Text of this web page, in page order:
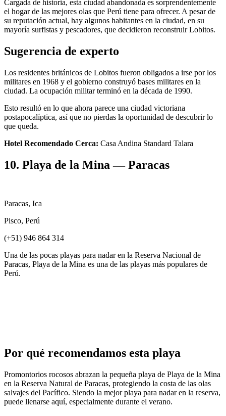
Cargada de historia, esta ciudad abandonada es sorprendentemente
el hogar de las mejores olas que Perú tiene para ofrecer. A pesar de
su reputación actual, hay algunos habitantes en la ciudad, en su
mayoría surfistas y pescadores, que decidieron reconstruir Lobitos.
Sugerencia de experto
Los residentes británicos de Lobitos fueron obligados a irse por los
militares en 1968 y el gobierno construyó bases militares en la
ciudad. La ocupación militar terminó en la década de 1990.
Esto resultó en lo que ahora parece una ciudad victoriana
postapocalíptica, así que no pierdas la oportunidad de descubrir lo
que queda.
Hotel Recomendado Cerca: Casa Andina Standard Talara
10. Playa de la Mina — Paracas
Paracas, Ica
Pisco, Perú
(+51) 946 864 314
Una de las pocas playas para nadar en la Reserva Nacional de
Paracas, Playa de la Mina es una de las playas más populares de
Perú.
Por qué recomendamos esta playa
Promontorios rocosos abrazan la pequeña playa de Playa de la Mina
en la Reserva Natural de Paracas, protegiendo la costa de las olas
salvajes del Pacífico. Siendo la mejor playa para nadar en la reserva,
puede llenarse aquí, especialmente durante el verano.